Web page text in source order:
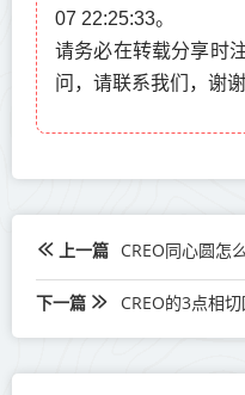
07 22:25:33。
请务必在转载分享时
问，请联系我们，谢谢
上一篇 CREO同心圆怎
下一篇 CREO的3点相